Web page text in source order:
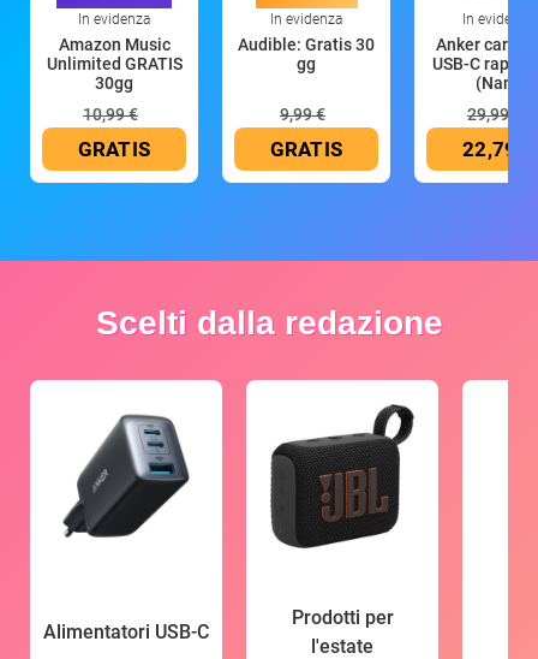
In evidenza
Amazon Music
Unlimited GRATIS
30gg
10,99 €
GRATIS
In evidenza
Audible: Gratis 30
gg
9,99 €
GRATIS
In evidenza
Anker
USB-C rapido
(Nano
29,99 €
22,79 €
Scelti dalla redazione
Alimentatori USB-C
Prodotti per
l'estate